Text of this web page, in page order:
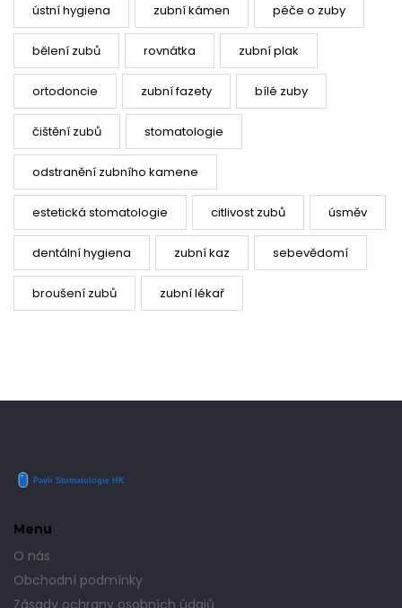
ústní hygiena zubní kámen péče o zuby
bělení zubů rovnátka zubní plak
ortodoncie zubní fazety bílé zuby
čištění zubů stomatologie
odstranění zubního kamene
estetická stomatologie citlivost zubů úsměv
dentální hygiena zubní kaz sebevědomí
broušení zubů zubní lékař
Menu
O nás
Obchodní podmínky